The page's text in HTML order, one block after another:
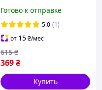
черный, размер XL-2XL
Готово к отправке
5.0 (1)
от 15₴/мес
369₴
615 ₴
Купить